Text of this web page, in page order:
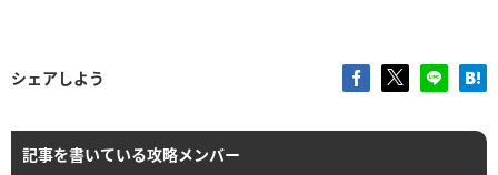
シェアしよう
記事を書いている攻略メンバー